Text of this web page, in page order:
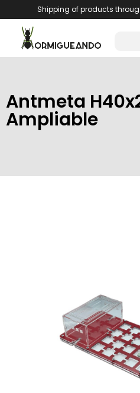
Shipping of products
Antmeta
Ampliable